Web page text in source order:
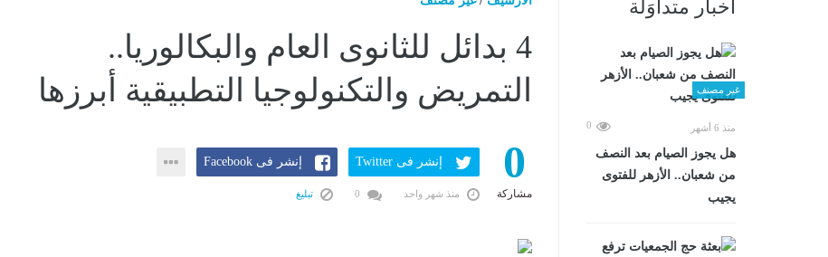
أخبار متداوَلة
غير مصنف
منذ 6 أشهر 0
هل يجوز الصيام بعد النصف
من شعبان.. الأزهر للفتوى
يجيب
4 بدائل للثانوى العام والبكالوريا..
التمريض والتكنولوجيا التطبيقية أبرزها
0
مشاركة
إنشر فى Twitter إنشر فى Facebook
منذ شهر واحد تبليغ